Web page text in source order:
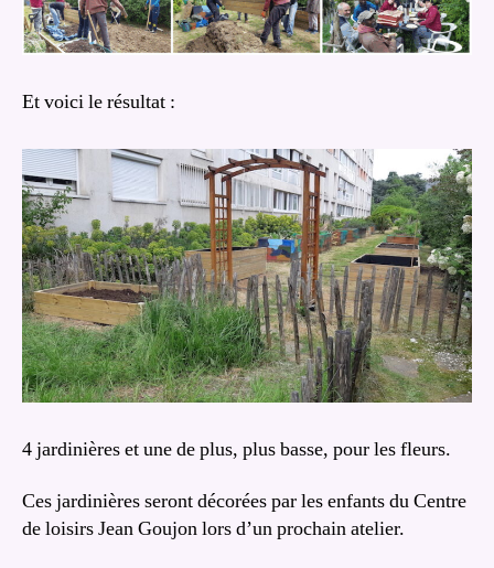
Et voici le résultat :
4 jardinières et une de plus, plus basse, pour les fleurs.
Ces jardinières seront décorées par les enfants du Centre
de loisirs Jean Goujon lors d’un prochain atelier.